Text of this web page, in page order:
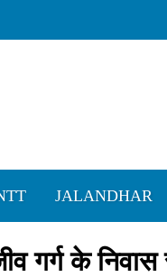
JALANDHAR
गर्ग के निवास